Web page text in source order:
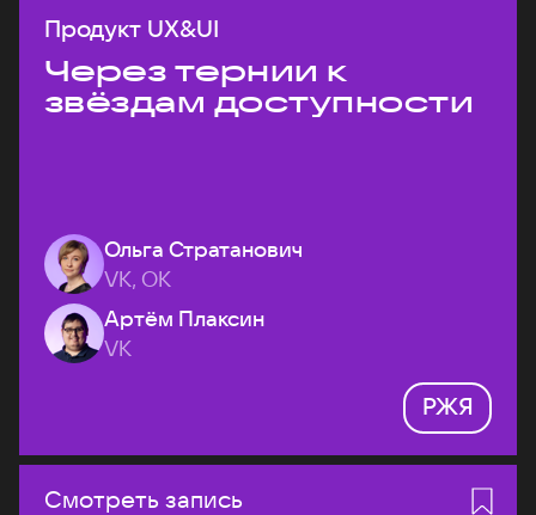
Продукт UX&UI
Через тернии к
звёздам доступности
Ольга Стратанович
VK, ОК
Артём Плаксин
VK
РЖЯ
Смотреть запись